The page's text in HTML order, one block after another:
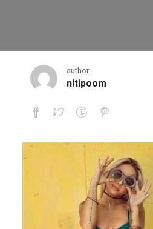
lifestyle3-
author:
nitipoom
lifestyle3-comprezor